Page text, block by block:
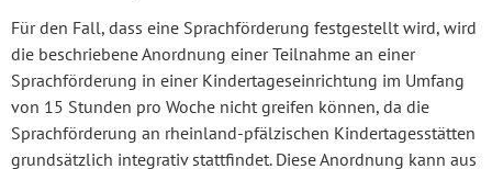
Für den Fall, dass eine Sprachförderung festgestellt wird, wird
die beschriebene Anordnung einer Teilnahme an einer
Sprachförderung in einer Kindertageseinrichtung im Umfang
von 15 Stunden pro Woche nicht greifen können, da die
Sprachförderung an rheinland-pfälzischen Kindertagesstätten
grundsätzlich integrativ stattfindet. Diese Anordnung kann aus